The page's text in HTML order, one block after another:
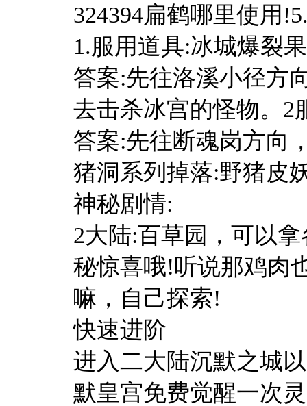
324394扁鹤哪里使用
1.服用道具:冰城爆裂果
答案:先往洛溪小径方
去击杀冰宫的怪物。2
答案:先往断魂岗方向
猪洞系列掉落:野猪皮
神秘剧情:
2大陆:百草园，可以
秘惊喜哦!听说那鸡肉
嘛，自己探索!
快速进阶
进入二大陆沉默之城
默皇宫免费觉醒一次灵